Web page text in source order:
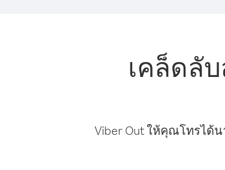
เคล็ดลั
Viber Out ให้คุณโทรได้